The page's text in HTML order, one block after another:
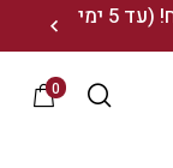
משלוחים חינם בקנייה מעל 199 ש"ח! (עד 5 ימי 20% הנחה על מגוון התיקים השוויצריים לחצו כאן>>
0